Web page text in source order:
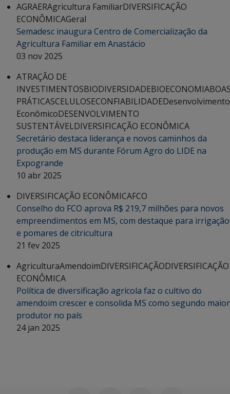
AGRAERAgricultura FamiliarDIVERSIFICAÇÃO
ECONÔMICAGeral
Semadesc inaugura Centro de Comercialização da
Agricultura Familiar em Anastácio
03 nov 2025
ATRAÇÃO DE
INVESTIMENTOSBIODIVERSIDADEBIOECONOMIA
PRÁTICASCELULOSECONFIABILIDADEDesenvolvimento
EconômicoDESENVOLVIMENTO
SUSTENTÁVELDIVERSIFICAÇÃO ECONÔMICA
Secretário destaca liderança e novos caminhos da
produção em MS durante Fórum Agro do LIDE na
Expogrande
10 abr 2025
DIVERSIFICAÇÃO ECONÔMICAFCO
Conselho do FCO aprova R$ 219,7 milhões para novos
empreendimentos em MS, com destaque para irrigação
e pomares de citricultura
21 fev 2025
AgriculturaAmendoimDIVERSIFICAÇÃODIVERSIFICAÇÃO
ECONÔMICA
Política de diversificação agrícola faz o cultivo do
amendoim crescer e consolida MS como segundo maior
produtor no país
24 jan 2025